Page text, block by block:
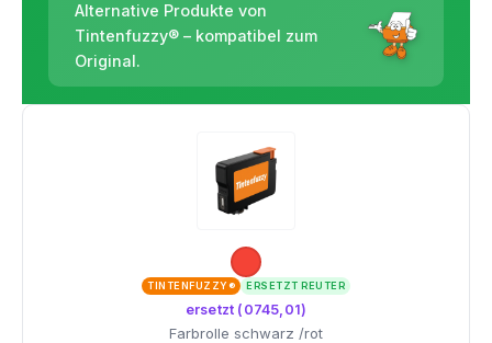
Alternative Produkte von
Tintenfuzzy® – kompatibel zum
Original.
TINTENFUZZY® ERSETZT REUTER
ersetzt (0745,01)
Farbrolle schwarz /rot